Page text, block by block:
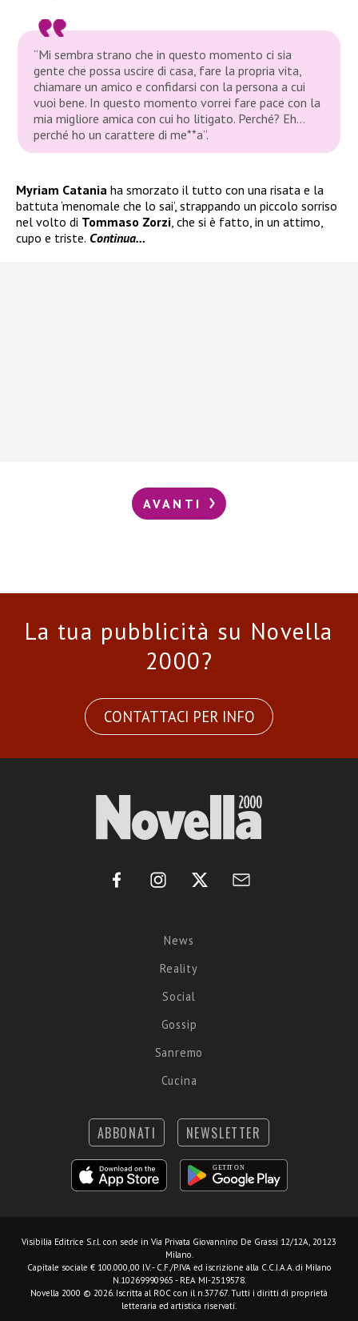
“Mi sembra strano che in questo momento ci sia
gente che possa uscire di casa, fare la propria vita,
chiamare un amico e confidarsi con la persona a cui
vuoi bene. In questo momento vorrei fare pace con la
mia migliore amica con cui ho litigato. Perché? Eh…
perché ho un carattere di me**a”.
Myriam Catania ha smorzato il tutto con una risata e la
battuta ‘menomale che lo sai’, strappando un piccolo sorriso
nel volto di Tommaso Zorzi , che si è fatto, in un attimo,
cupo e triste. Continua…
AVANTI
La tua pubblicità su Novella
2000?
CONTATTACI PER INFO
News
Reality
Social
Gossip
Sanremo
Cucina
ABBONATI NEWSLETTER
Visibilia Editrice S.r.l. con sede in Via Privata Giovannino De Grassi 12/12A, 20123
Milano.
Capitale sociale € 100.000,00 I.V. - C.F./P.IVA ed iscrizione alla C.C.I.A.A. di Milano
N.10269990965 - REA MI-2519578.
Novella 2000 © 2026. Iscritta al ROC con il n.37767. Tutti i diritti di proprietà
letteraria ed artistica riservati.